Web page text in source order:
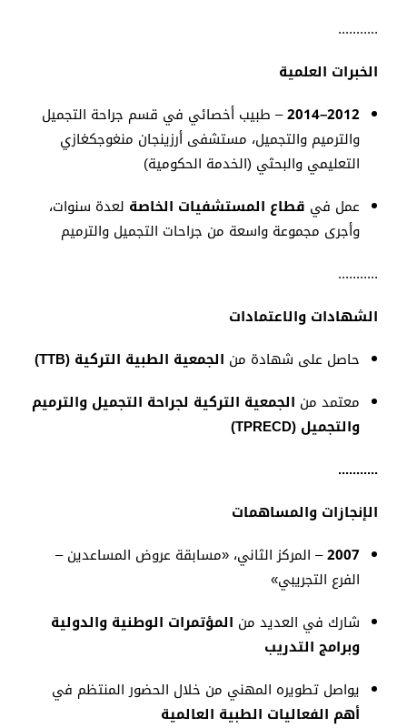
...........
الخبرات العلمية
2012–2014
– طبيب أخصائي في قسم جراحة التجميل
والترميم والتجميل، مستشفى أرزينجان منغوجكغازي
التعليمي والبحثي (الخدمة الحكومية)
عمل في قطاع المستشفيات الخاصة لعدة سنوات،
وأجرى مجموعة واسعة من جراحات التجميل والترميم
...........
الشهادات والاعتمادات
حاصل على شهادة من الجمعية الطبية التركية (TTB)
معتمد من الجمعية التركية لجراحة التجميل والترميم
والتجميل (TPRECD)
...........
الإنجازات والمساهمات
2007– المركز الثاني، «مسابقة عروض المساعدين –
الفرع التجريبي»
شارك في العديد من المؤتمرات الوطنية والدولية
وبرامج التدريب
يواصل تطويره المهني من خلال الحضور المنتظم في
أهم الفعاليات الطبية العالمية